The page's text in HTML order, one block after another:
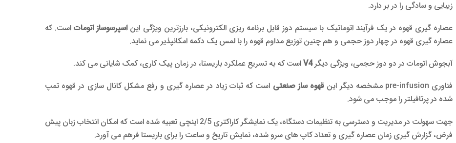
زیبایی و سادگی را در بر دارد.
عصاره گیری قهوه در یک فرآیند اتوماتیک با سیستم دوز قابل برنامه ریزی الکترونیکی، بارزترین ویژگی ایناسپرسوساز اتوماتاست. که
عصاره گیری قهوه در چهار دوز حجمی و هم چنین توزیع مداوم قهوه را با لمس یک دکمه امکانپذیر می نماید.
آبجوش اتومات در دو دوز حجمی، ویژگی دیگرV4است که به تسریع عملکرد باریستا، در زمان پیک کاری، کمک شایانی می کند.
فناوری pre-infusion مشخصه دیگر این قهوه ساز صنعتی است که ثبات زیاد در عصاره گیری و رفع مشکل کانال سازی در قهوه تمپ
شده در پرتافیلتر را موجب می شود.
جهت سهولت در مدیریت و دسترسی به تنظیمات دستگاه، یک نمایشگر کاراکتری 2/5 اینچی تعبیه شده است که امکان انتخاب زبان پیش
فرض، گزارش گیری زمان عصاره گیری و تعداد کاپ های سرو شده، نمایش تاریخ و ساعت را برای باریستا فرهم می آورد.